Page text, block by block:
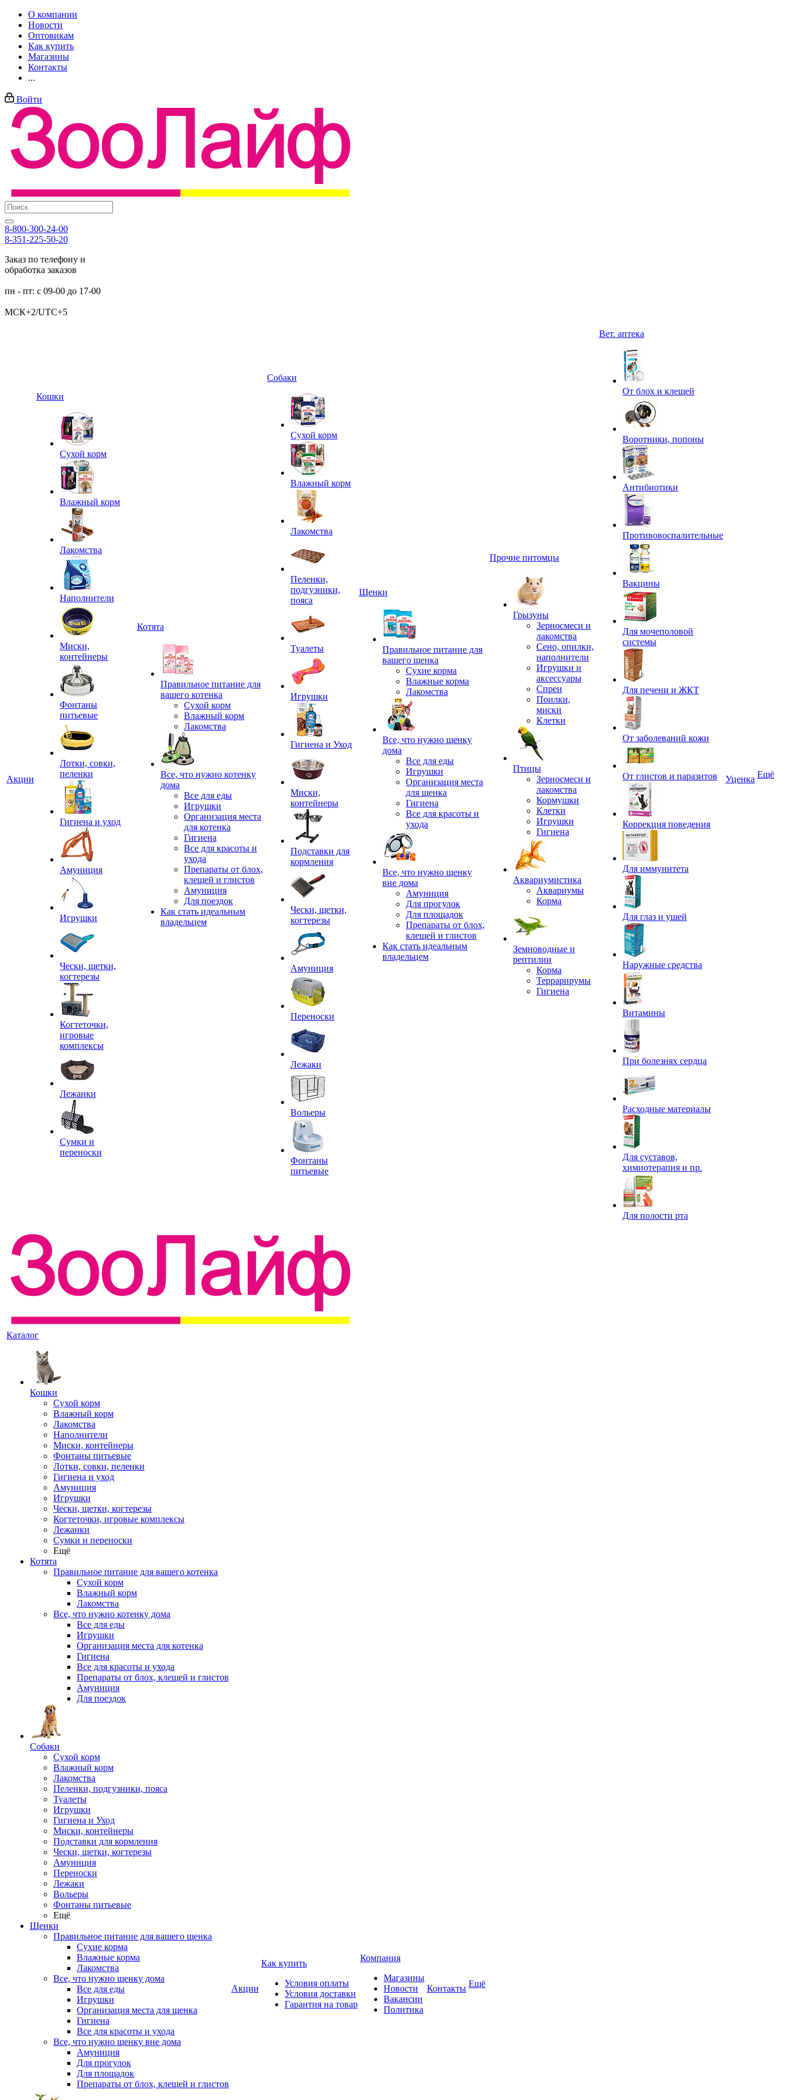
О компании
Новости
Оптовикам
Как купить
Магазины
Контакты
...
Войти
8-800-300-24-00
8-351-225-50-20
Заказ по телефону и
обработка заказов
пн - пт: с 09-00 до 17-00
МСК+2/UTC+5
Акции
Кошки
Сухой корм
Влажный корм
Лакомства
Наполнители
Миски,
контейнеры
Фонтаны
питьевые
Лотки, совки,
пеленки
Гигиена и уход
Амуниция
Игрушки
Чески, щетки,
когтерезы
Когтеточки,
игровые
комплексы
Лежанки
Сумки и
переноски
Котята
Правильное питание для
вашего котенка
Сухой корм
Влажный корм
Лакомства
Все, что нужно котенку
дома
Все для еды
Игрушки
Организация места
для котенка
Гигиена
Все для красоты и
ухода
Препараты от блох,
клещей и глистов
Амуниция
Для поездок
Как стать идеальным
владельцем
Собаки
Сухой корм
Влажный корм
Лакомства
Пеленки,
подгузники,
пояса
Туалеты
Игрушки
Гигиена и Уход
Миски,
контейнеры
Подставки для
кормления
Чески, щетки,
когтерезы
Амуниция
Переноски
Лежаки
Вольеры
Фонтаны
питьевые
Щенки
Правильное питание для
вашего щенка
Сухие корма
Влажные корма
Лакомства
Все, что нужно щенку
дома
Все для еды
Игрушки
Организация места
для щенка
Гигиена
Все для красоты и
ухода
Все, что нужно щенку
вне дома
Амуниция
Для прогулок
Для площадок
Препараты от блох,
клещей и глистов
Как стать идеальным
владельцем
Прочие питомцы
Грызуны
Зерносмеси и
лакомства
Сено, опилки,
наполнители
Игрушки и
аксессуары
Спреи
Поилки,
миски
Клетки
Птицы
Зерносмеси и
лакомства
Кормушки
Клетки
Игрушки
Гигиена
Аквариумистика
Аквариумы
Корма
Земноводные и
рептилии
Корма
Террарирумы
Гигиена
Вет. аптека
От блох и клещей
Воротники, попоны
Антибиотики
Противовоспалительные
Вакцины
Для мочеполовой
системы
Для печени и ЖКТ
От заболеваний кожи
От глистов и паразитов
Коррекция поведения
Для иммунитета
Для глаз и ушей
Наружные средства
Витамины
При болезнях сердца
Расходные материалы
Для суставов,
химиотерапия и пр.
Для полости рта
Уценка Ещё
Каталог
Кошки
Сухой корм
Влажный корм
Лакомства
Наполнители
Миски, контейнеры
Фонтаны питьевые
Лотки, совки, пеленки
Гигиена и уход
Амуниция
Игрушки
Чески, щетки, когтерезы
Когтеточки, игровые комплексы
Лежанки
Сумки и переноски
Ещё
Котята
Правильное питание для вашего котенка
Сухой корм
Влажный корм
Лакомства
Все, что нужно котенку дома
Все для еды
Игрушки
Организация места для котенка
Гигиена
Все для красоты и ухода
Препараты от блох, клещей и глистов
Амуниция
Для поездок
Собаки
Сухой корм
Влажный корм
Лакомства
Пеленки, подгузники, пояса
Туалеты
Игрушки
Гигиена и Уход
Миски, контейнеры
Подставки для кормления
Чески, щетки, когтерезы
Амуниция
Переноски
Лежаки
Вольеры
Фонтаны питьевые
Ещё
Щенки
Правильное питание для вашего щенка
Сухие корма
Влажные корма
Лакомства
Все, что нужно щенку дома
Все для еды
Игрушки
Организация места для щенка
Гигиена
Все для красоты и ухода
Все, что нужно щенку вне дома
Амуниция
Для прогулок
Для площадок
Препараты от блох, клещей и глистов
Акции
Как купить
Условия оплаты
Условия доставки
Гарантия на товар
Компания
Магазины
Новости
Вакансии
Политика
Контакты Ещё